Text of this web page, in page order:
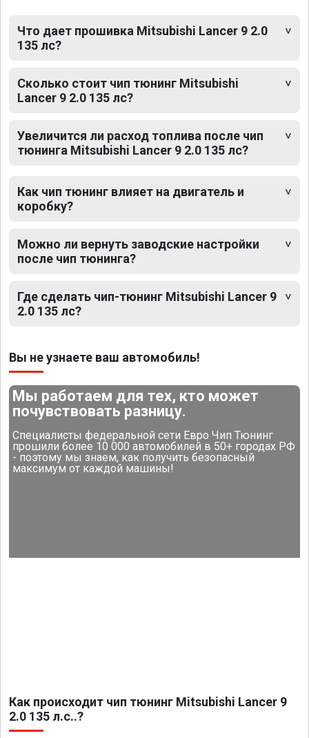
Что дает прошивка Mitsubishi Lancer 9 2.0
135 лс?
Сколько стоит чип тюнинг Mitsubishi
Lancer 9 2.0 135 лс?
Увеличится ли расход топлива после чип
тюнинга Mitsubishi Lancer 9 2.0 135 лс?
Как чип тюнинг влияет на двигатель и
коробку?
Можно ли вернуть заводские настройки
после чип тюнинга?
Где сделать чип-тюнинг Mitsubishi Lancer 9
2.0 135 лс?
Вы не узнаете ваш автомобиль!
Мы работаем для тех, кто может
почувствовать разницу.
Специалисты федеральной сети Евро Чип Тюнинг
прошили более 10 000 автомобилей в 50+ городах РФ
- поэтому мы знаем, как получить безопасный
максимум от каждой машины!
Как происходит чип тюнинг Mitsubishi Lancer 9
2.0 135 л.с..?